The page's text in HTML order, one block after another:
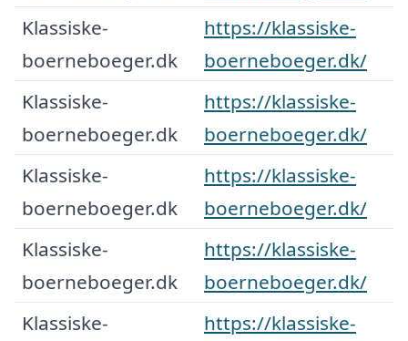
Klassiske-
boerneboeger.dk
https://klassiske-
boerneboeger.dk/
Klassiske-
boerneboeger.dk
https://klassiske-
boerneboeger.dk/
Klassiske-
boerneboeger.dk
https://klassiske-
boerneboeger.dk/
Klassiske-
boerneboeger.dk
https://klassiske-
boerneboeger.dk/
Klassiske-
https://klassiske-